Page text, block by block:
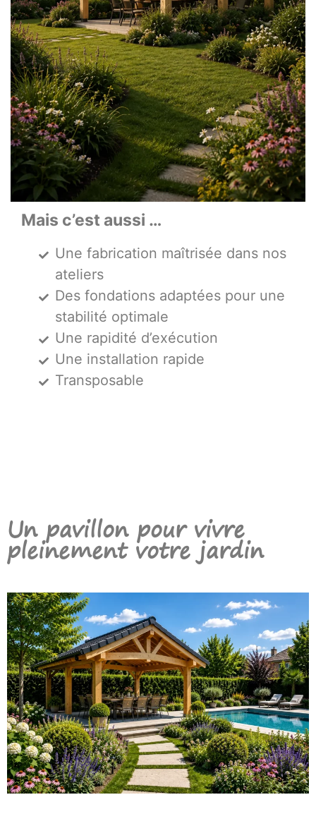
Mais c’est aussi …
Une fabrication maîtrisée dans nos
ateliers
Des fondations adaptées pour une
stabilité optimale
Une rapidité d’exécution
Une installation rapide
Transposable
Un pavillon pour vivre
pleinement votre jardin